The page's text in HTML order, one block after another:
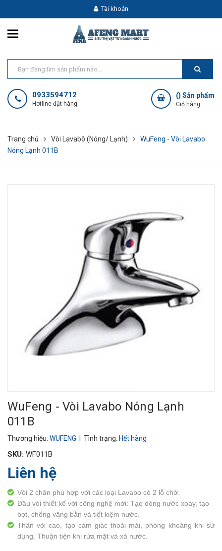
Tài khoản
0933594712
Hotline đặt hàng
() Sản phẩm
Giỏ hàng
Trang chủ Vòi Lavabô (Nóng/ Lạnh)
WuFeng - Vòi Lavabo
Nóng Lạnh 011B
WuFeng - Vòi Lavabo Nóng Lạnh
011B
Thương hiệu: WUFENG | Tình trạng: Hết hàng
SKU: WF011B
Liên hệ
Vòi 2 chân phù hợp với các loại Lavabo có 2 lỗ chờ.
Đầu vòi thiết kế với công nghệ mới: Tạo dòng nước xoáy, tạo
bọt, chống văng bắn và tiết kiệm nước.
Thân vòi cao, tạo cảm giác thoải mái, phóng khoáng khi sử
dụng. Thuận tiện khi rửa mặt và xả nước.